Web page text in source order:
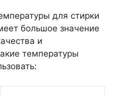
для стирки
большое значение
и
температуры